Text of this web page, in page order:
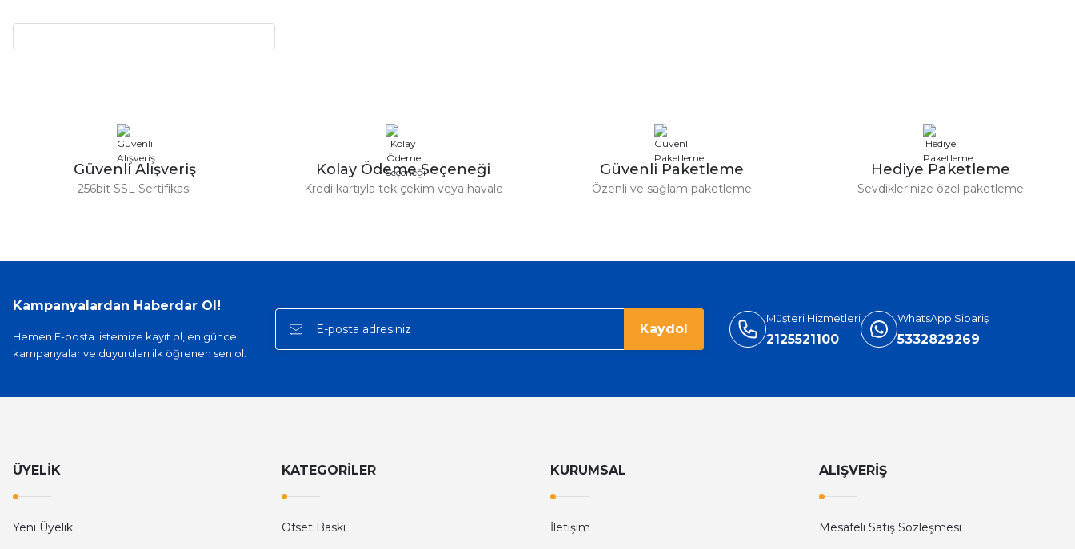
Güvenli Alışveriş
256bit SSL Sertifikası
Kolay Ödeme Seçeneği
Kredi kartıyla tek çekim veya havale
Güvenli Paketleme
Özenli ve sağlam paketleme
Hediye Paketleme
Sevdiklerinize özel paketleme
Kampanyalardan Haberdar Ol!
Hemen E-posta listemize kayıt ol, en güncel
kampanyalar ve duyuruları ilk öğrenen sen ol.
Kaydol
Müşteri Hizmetleri
2125521100
WhatsApp Sipariş
5332829269
ÜYELİK
Yeni Üyelik
KATEGORİLER
Ofset Baskı
KURUMSAL
İletişim
ALIŞVERİŞ
Mesafeli Satış Sözleşmesi